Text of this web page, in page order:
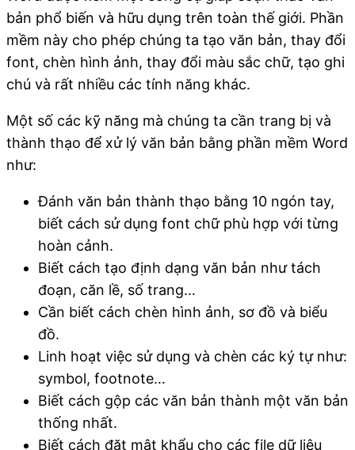
bản phổ biến và hữu dụng trên toàn thế giới. Phần
mềm này cho phép chúng ta tạo văn bản, thay đổi
font, chèn hình ảnh, thay đổi màu sắc chữ, tạo ghi
chú và rất nhiều các tính năng khác.
Một số các kỹ năng mà chúng ta cần trang bị và
thành thạo để xử lý văn bản bằng phần mềm Word
như:
Đánh văn bản thành thạo bằng 10 ngón tay,
biết cách sử dụng font chữ phù hợp với từng
hoàn cảnh.
Biết cách tạo định dạng văn bản như tách
đoạn, căn lề, số trang…
Cần biết cách chèn hình ảnh, sơ đồ và biểu
đồ.
Linh hoạt việc sử dụng và chèn các ký tự như:
symbol, footnote…
Biết cách gộp các văn bản thành một văn bản
thống nhất.
Biết cách đặt mật khẩu cho các file dữ liệu